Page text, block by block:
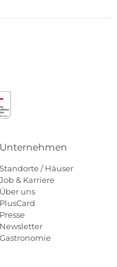
Unternehmen
Standorte / Häuser
Job & Karriere
Über uns
PlusCard
Presse
Newsletter
Gastronomie